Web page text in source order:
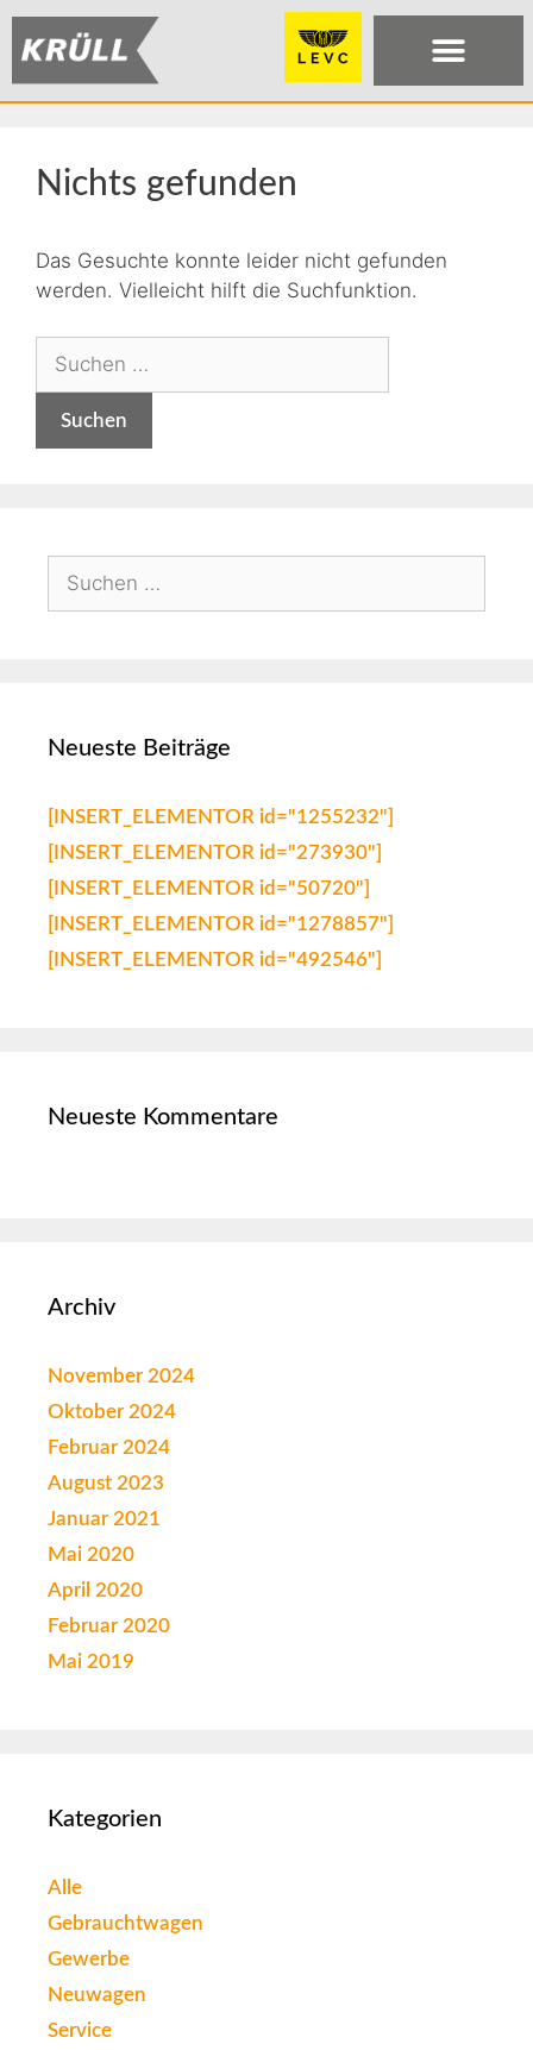
Nichts gefunden
Das Gesuchte konnte leider nicht gefunden
werden. Vielleicht hilft die Suchfunktion.
Neueste Beiträge
[INSERT_ELEMENTOR id="1255232"]
[INSERT_ELEMENTOR id="273930"]
[INSERT_ELEMENTOR id="50720"]
[INSERT_ELEMENTOR id="1278857"]
[INSERT_ELEMENTOR id="492546"]
Neueste Kommentare
Archiv
November 2024
Oktober 2024
Februar 2024
August 2023
Januar 2021
Mai 2020
April 2020
Februar 2020
Mai 2019
Kategorien
Alle
Gebrauchtwagen
Gewerbe
Neuwagen
Service